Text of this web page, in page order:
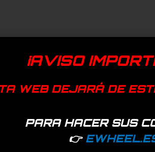
¡AVISO
WEB DEJARÁ DE
PARA HACER SUS
👉